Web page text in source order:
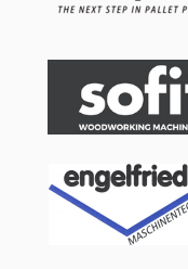
กิ โย ติ น
บอลสกรู
ประเภท
รถปราบดิน